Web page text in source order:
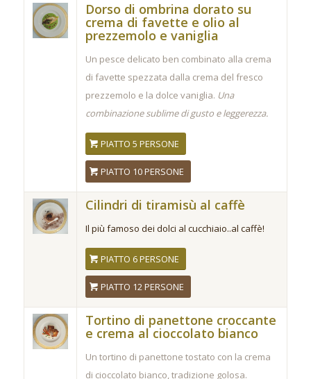
Dorso di ombrina dorato su
crema di favette e olio al
prezzemolo e vaniglia
Un pesce delicato ben combinato alla crema
di favette spezzata dalla crema del fresco
prezzemolo e la dolce vaniglia. Una
combinazione sublime di gusto e leggerezza.
PIATTO 5 PERSONE
PIATTO 10 PERSONE
Cilindri di tiramisù al caffè
Il più famoso dei dolci al cucchiaio..al caffè!
PIATTO 6 PERSONE
PIATTO 12 PERSONE
Tortino di panettone croccante
e crema al cioccolato bianco
Un tortino di panettone tostato con la crema
di cioccolato bianco, tradizione golosa.